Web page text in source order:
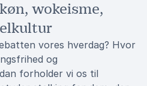
wokeisme,
vores hverdag? Hvor
og
forholder vi os til